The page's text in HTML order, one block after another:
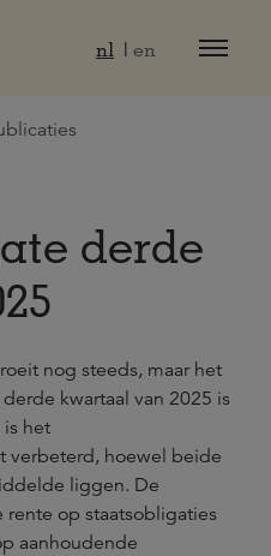
nl en
derde
nog steeds, maar het
kwartaal van 2025 is
het
verbeterd, hoewel beide
liggen. De
op staatsobligaties
aanhoudende